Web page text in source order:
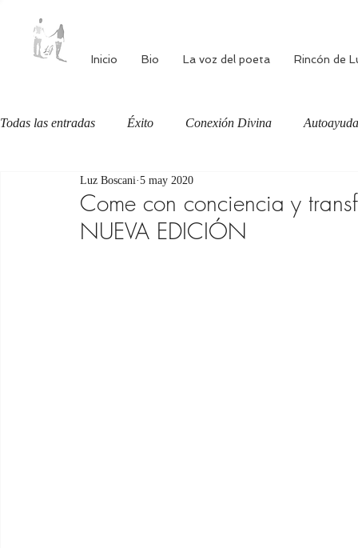
Inicio Bio La voz del poeta Rincón de
Todas las entradas Éxito Conexión Divina Autoayuda
Autoestima Alimentación consciente
Come con conciencia y
NUEVA EDICIÓN
Luz Boscani 5 may 2020